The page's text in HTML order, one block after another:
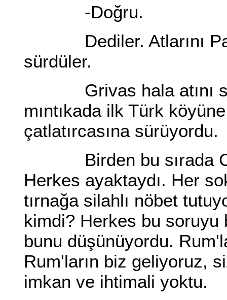
-Doğru.
Dediler. Atlarını
sürdüler.
Grivas hala atını
mıntıkada ilk Türk
çatlatırcasına sürüyordu.
Birden bu sırada
Herkes ayaktaydı. Her
tırnağa silahlı nöbet
kimdi? Herkes bu
bunu düşünüyordu.
Rum'ların biz geliyoruz,
imkan ve ihtimali yoktu.